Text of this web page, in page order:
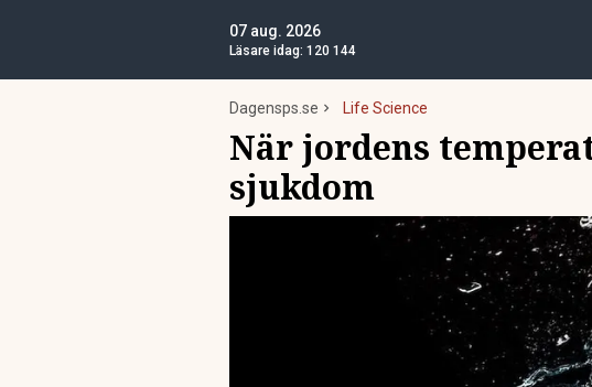
07 aug. 2026
Läsare idag: 120 144
Dagensps.se Life Science
När jordens
sjukdom